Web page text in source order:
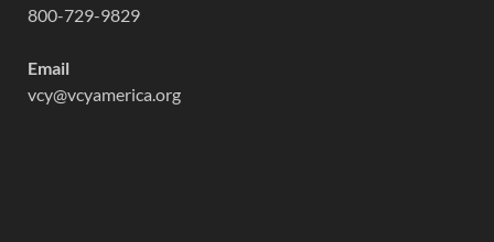
800-729-9829
Email
vcy@vcyamerica.org